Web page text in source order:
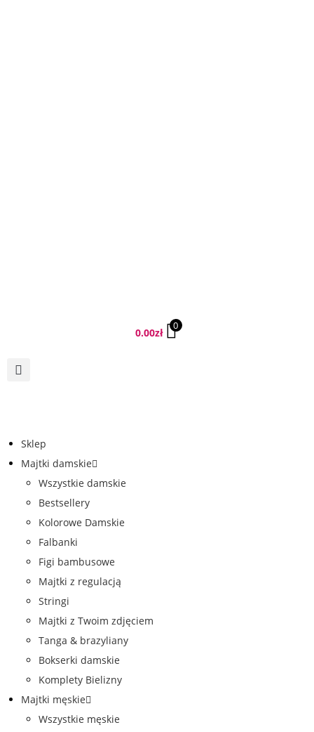
0.00zł
0
Sklep
Majtki damskie
Wszystkie damskie
Bestsellery
Kolorowe Damskie
Falbanki
Figi bambusowe
Majtki z regulacją
Stringi
Majtki z Twoim zdjęciem
Tanga & brazyliany
Bokserki damskie
Komplety Bielizny
Majtki męskie
Wszystkie męskie